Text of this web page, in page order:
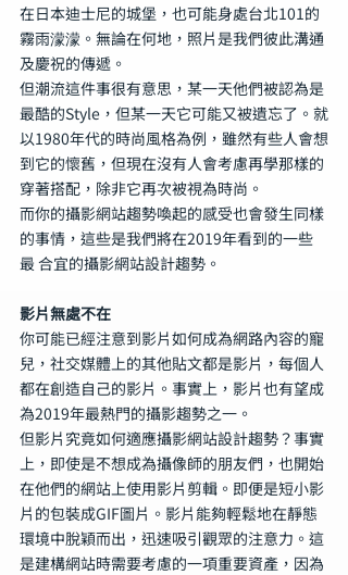
在日本迪士尼的城堡，也可能身處台北101的
霧雨濛濛。無論在何地，照片是我們彼此溝通
及慶祝的傳遞。
但潮流這件事很有意思，某一天他們被認為是
最酷的Style，但某一天它可能又被遺忘了。就
以1980年代的時尚風格為例，雖然有些人會想
到它的懷舊，但現在沒有人會考慮再學那樣的
穿著搭配，除非它再次被視為時尚。
而你的攝影網站趨勢喚起的感受也會發生同樣
的事情，這些是我們將在2019年看到的一些
最 合宜的攝影網站設計趨勢。
影片無處不在
你可能已經注意到影片如何成為網路內容的寵
兒，社交媒體上的其他貼文都是影片，每個人
都在創造自己的影片。事實上，影片也有望成
為2019年最熱門的攝影趨勢之一。
但影片究竟如何適應攝影網站設計趨勢？事實
上，即使是不想成為攝像師的朋友們，也開始
在他們的網站上使用影片剪輯。即便是短小影
片的包裝成GIF圖片。影片能夠輕鬆地在靜態
環境中脫穎而出，迅速吸引觀眾的注意力。這
是建構網站時需要考慮的一項重要資產，因為